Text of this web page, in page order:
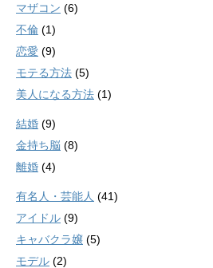
マザコン (6)
不倫 (1)
恋愛 (9)
モテる方法 (5)
美人になる方法 (1)
結婚 (9)
金持ち脳 (8)
離婚 (4)
有名人・芸能人 (41)
アイドル (9)
キャバクラ嬢 (5)
モデル (2)